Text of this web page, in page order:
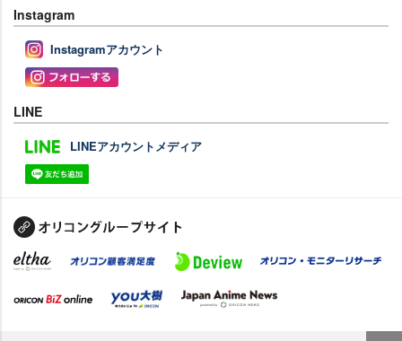
Instagram
Instagramアカウント
LINE
LINEアカウントメディア